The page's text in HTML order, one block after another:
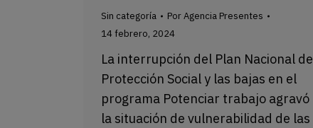
Sin categoría PorAgencia Presentes
14 febrero, 2024
La interrupción del Plan Nacional de
Protección Social y las bajas en el
programa Potenciar trabajo agravó
la situación de vulnerabilidad de las